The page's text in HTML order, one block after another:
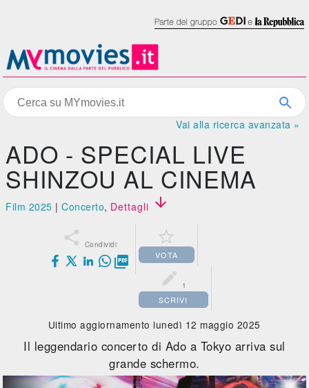
Vai alla ricerca avanzata »
ADO - SPECIAL LIVE
SHINZOU AL CINEMA
Film 2025 |Concerto, Dettagli 
 Condividi


VOTA
 1
SCRIVI
Ultimo aggiornamento lunedì 12 maggio 2025
Il leggendario concerto di Ado a Tokyo arriva sul
grande schermo.